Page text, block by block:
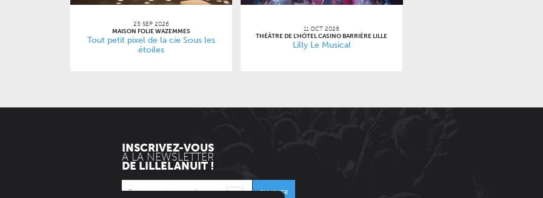
23 SEP 2026
MAISON FOLIE WAZEMMES
Tout petit pixel de la cie Sous les
étoiles
11 OCT 2026
THÉÂTRE DE L'HÔTEL CASINO BARRIÈRE LILLE
Lilly Le Musical
INSCRIVEZ-VOUS
À LA NEWSLETTER
DE LILLELANUIT !
ENVOYER